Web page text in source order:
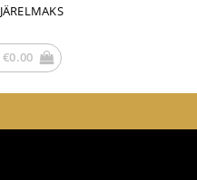
JÄRELMAKS
€0.00